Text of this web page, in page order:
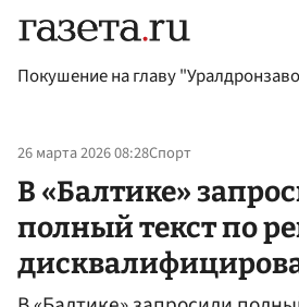
Покушение на главу
26 марта 2026 08:28Спорт
В «Балтике»
полный текст по